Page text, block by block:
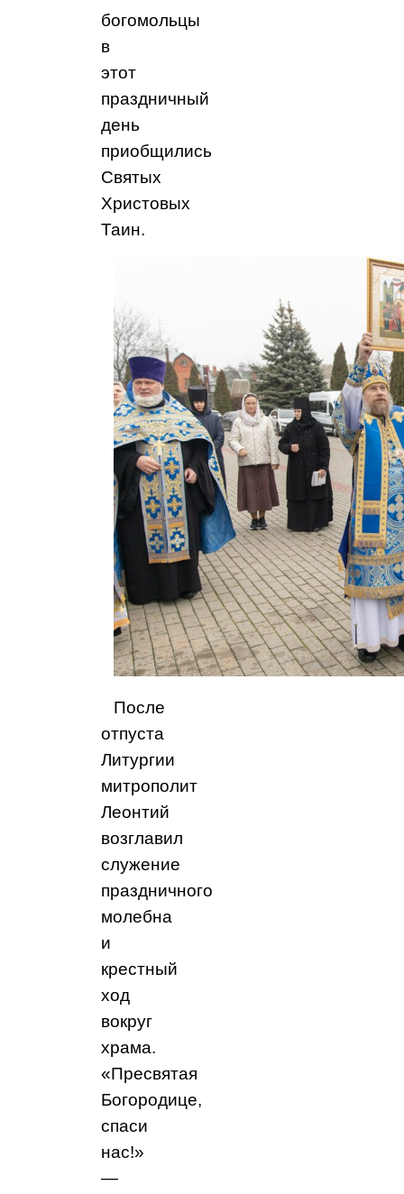
богомольцы
в
этот
праздничный
день
приобщились
Святых
Христовых
Таин.
После
отпуста
Литургии
митрополит
Леонтий
возглавил
служение
праздничного
молебна
и
крестный
ход
вокруг
храма.
«Пресвятая
Богородице,
спаси
нас!»
—